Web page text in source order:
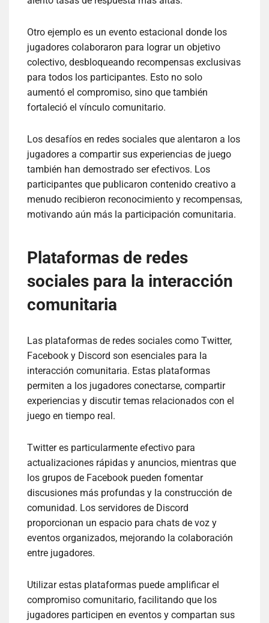
Otro ejemplo es un evento estacional donde los
jugadores colaboraron para lograr un objetivo
colectivo, desbloqueando recompensas exclusivas
para todos los participantes. Esto no solo
aumentó el compromiso, sino que también
fortaleció el vínculo comunitario.
Los desafíos en redes sociales que alentaron a los
jugadores a compartir sus experiencias de juego
también han demostrado ser efectivos. Los
participantes que publicaron contenido creativo a
menudo recibieron reconocimiento y recompensas,
motivando aún más la participación comunitaria.
Plataformas de redes
sociales para la interacción
comunitaria
Las plataformas de redes sociales como Twitter,
Facebook y Discord son esenciales para la
interacción comunitaria. Estas plataformas
permiten a los jugadores conectarse, compartir
experiencias y discutir temas relacionados con el
juego en tiempo real.
Twitter es particularmente efectivo para
actualizaciones rápidas y anuncios, mientras que
los grupos de Facebook pueden fomentar
discusiones más profundas y la construcción de
comunidad. Los servidores de Discord
proporcionan un espacio para chats de voz y
eventos organizados, mejorando la colaboración
entre jugadores.
Utilizar estas plataformas puede amplificar el
compromiso comunitario, facilitando que los
jugadores participen en eventos y compartan sus